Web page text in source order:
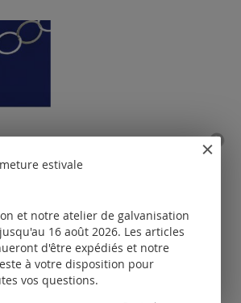
925 estivale
et notre atelier de galvanisation
16 août 2026. Les articles
d'être expédiés et notre
à votre disposition pour
vos questions.